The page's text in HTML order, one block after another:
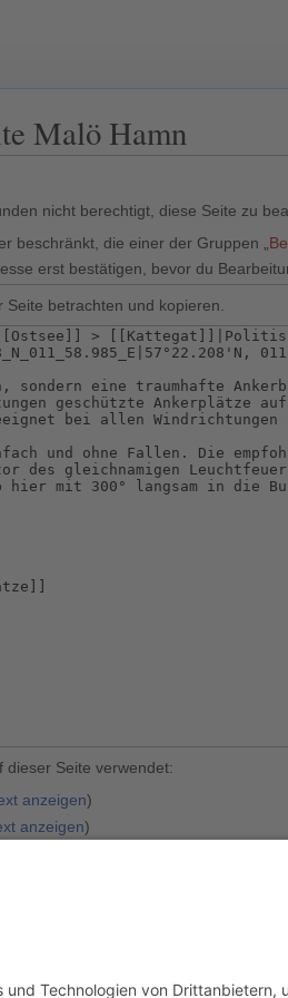
Malö Hamn
nicht berechtigt, diese Seite zu
beschränkt, die einer der Gruppen „
erst bestätigen, bevor du
betrachten und kopieren.
dieser Seite verwendet:
anzeigen)
anzeigen)